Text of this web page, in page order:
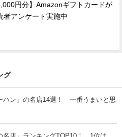
円分】Amazonギフトカードが
者アンケート実施中
グ
ハン」の名店14選！ 一番うまいと思